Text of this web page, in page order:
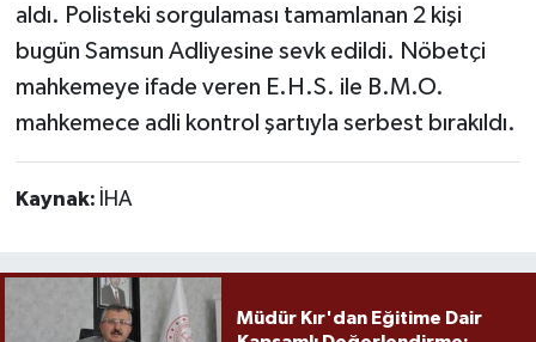
aldı. Polisteki sorgulaması tamamlanan 2 kişi
bugün Samsun Adliyesine sevk edildi. Nöbetçi
mahkemeye ifade veren E.H.S. ile B.M.O.
mahkemece adli kontrol şartıyla serbest bırakıldı.
Kaynak: İHA
Müdür Kır'dan Eğitime Dair